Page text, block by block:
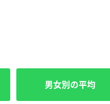
男女別の平均